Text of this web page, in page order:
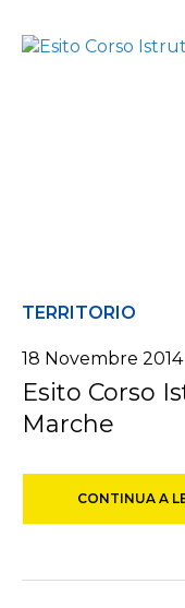
TERRITORIO
18 Novembre 2014
Esito Corso
Marche
CONTINUA A